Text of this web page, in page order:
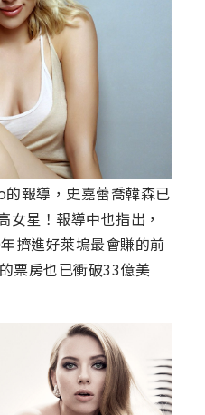
導，史嘉蕾喬韓森已
女星！報導中也指出，
擠進好萊塢最會賺的前
票房也已衝破33億美